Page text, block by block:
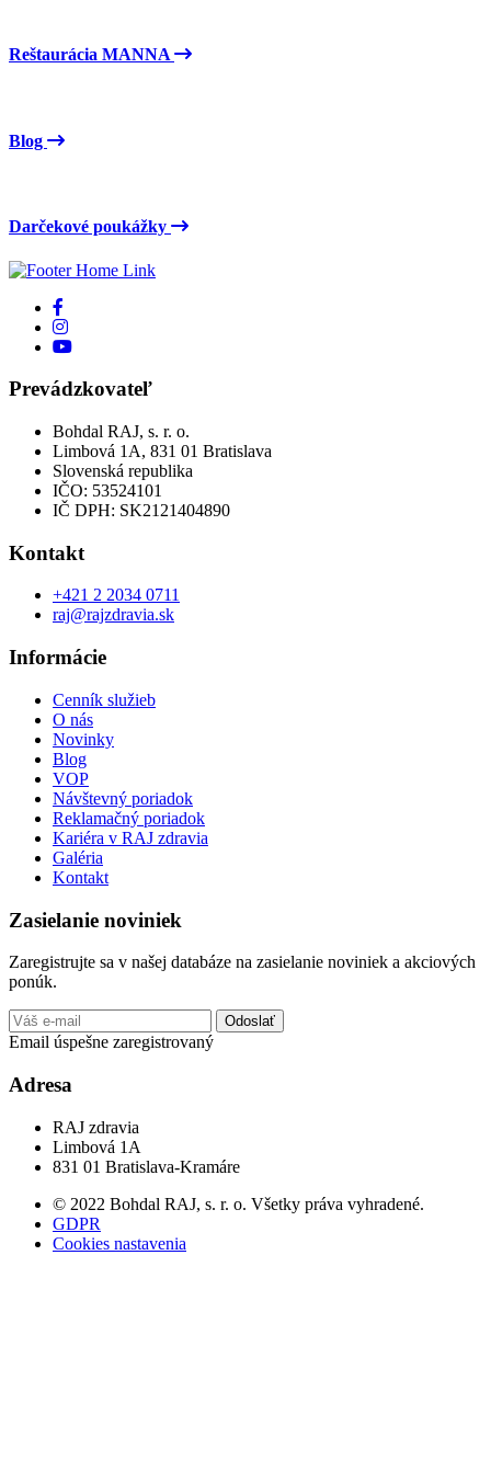
Reštaurácia MANNA
Blog
Darčekové poukážky
Prevádzkovateľ
Bohdal RAJ, s. r. o.
Limbová 1A, 831 01 Bratislava
Slovenská republika
IČO: 53524101
IČ DPH: SK2121404890
Kontakt
+421 2 2034 0711
raj@rajzdravia.sk
Informácie
Cenník služieb
O nás
Novinky
Blog
VOP
Návštevný poriadok
Reklamačný poriadok
Kariéra v RAJ zdravia
Galéria
Kontakt
Zasielanie noviniek
Zaregistrujte sa v našej databáze na zasielanie noviniek a akciových
ponúk.
Odoslať
Email úspešne zaregistrovaný
Adresa
RAJ zdravia
Limbová 1A
831 01 Bratislava-Kramáre
© 2022 Bohdal RAJ, s. r. o. Všetky práva vyhradené.
GDPR
Cookies nastavenia